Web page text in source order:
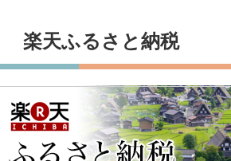
楽天ふるさと納税